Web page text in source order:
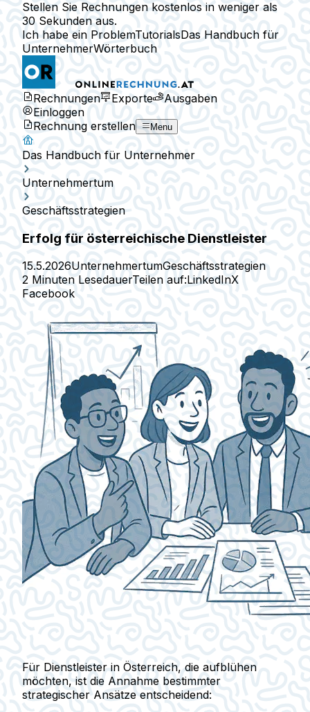
Stellen Sie Rechnungen kostenlos in weniger als
30 Sekunden aus.
Ich habe ein ProblemTutorialsDas Handbuch für
UnternehmerWörterbuch
Rechnungen Exporte
Ausgaben
Einloggen
Rechnung erstellen
Menu
Das Handbuch für Unternehmer
Unternehmertum
Geschäftsstrategien
Erfolg für österreichische Dienstleister
15.5.2026UnternehmertumGeschäftsstrategien
2 Minuten LesedauerTeilen auf:LinkedInX
Facebook
Für Dienstleister in Österreich, die aufblühen
möchten, ist die Annahme bestimmter
strategischer Ansätze entscheidend: